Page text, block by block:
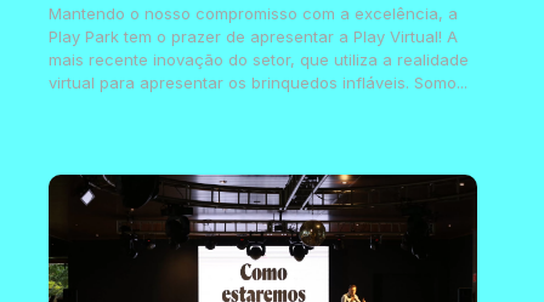
Mantendo o nosso compromisso com a excelência, a
Play Park tem o prazer de apresentar a Play Virtual! A
mais recente inovação do setor, que utiliza a realidade
virtual para apresentar os brinquedos infláveis. Somo...